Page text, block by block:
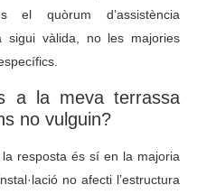
el quòrum d’assistència
sigui vàlida, no les majories
a la meva terrassa
no vulguin?
resposta és sí en la majoria
no afecti l’estructura